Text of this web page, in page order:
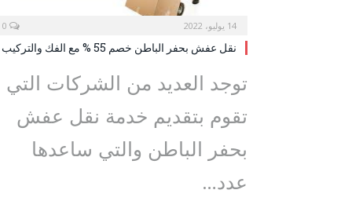
14 يوليو، 2022
نقل عفش بحفر الباطن خصم 55 % مع الفك والتركيب
توجد العديد من الشركات التي
تقوم بتقديم خدمة نقل عفش
بحفر الباطن والتي ساعدها
عدد…